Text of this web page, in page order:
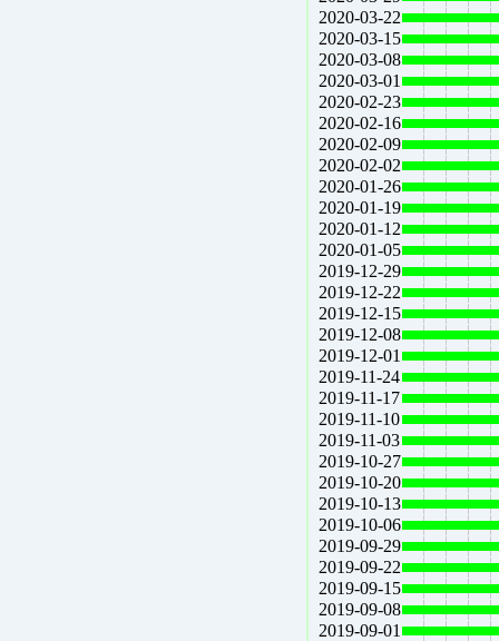
2020-03-22
2020-03-15
2020-03-08
2020-03-01
2020-02-23
2020-02-16
2020-02-09
2020-02-02
2020-01-26
2020-01-19
2020-01-12
2020-01-05
2019-12-29
2019-12-22
2019-12-15
2019-12-08
2019-12-01
2019-11-24
2019-11-17
2019-11-10
2019-11-03
2019-10-27
2019-10-20
2019-10-13
2019-10-06
2019-09-29
2019-09-22
2019-09-15
2019-09-08
2019-09-01